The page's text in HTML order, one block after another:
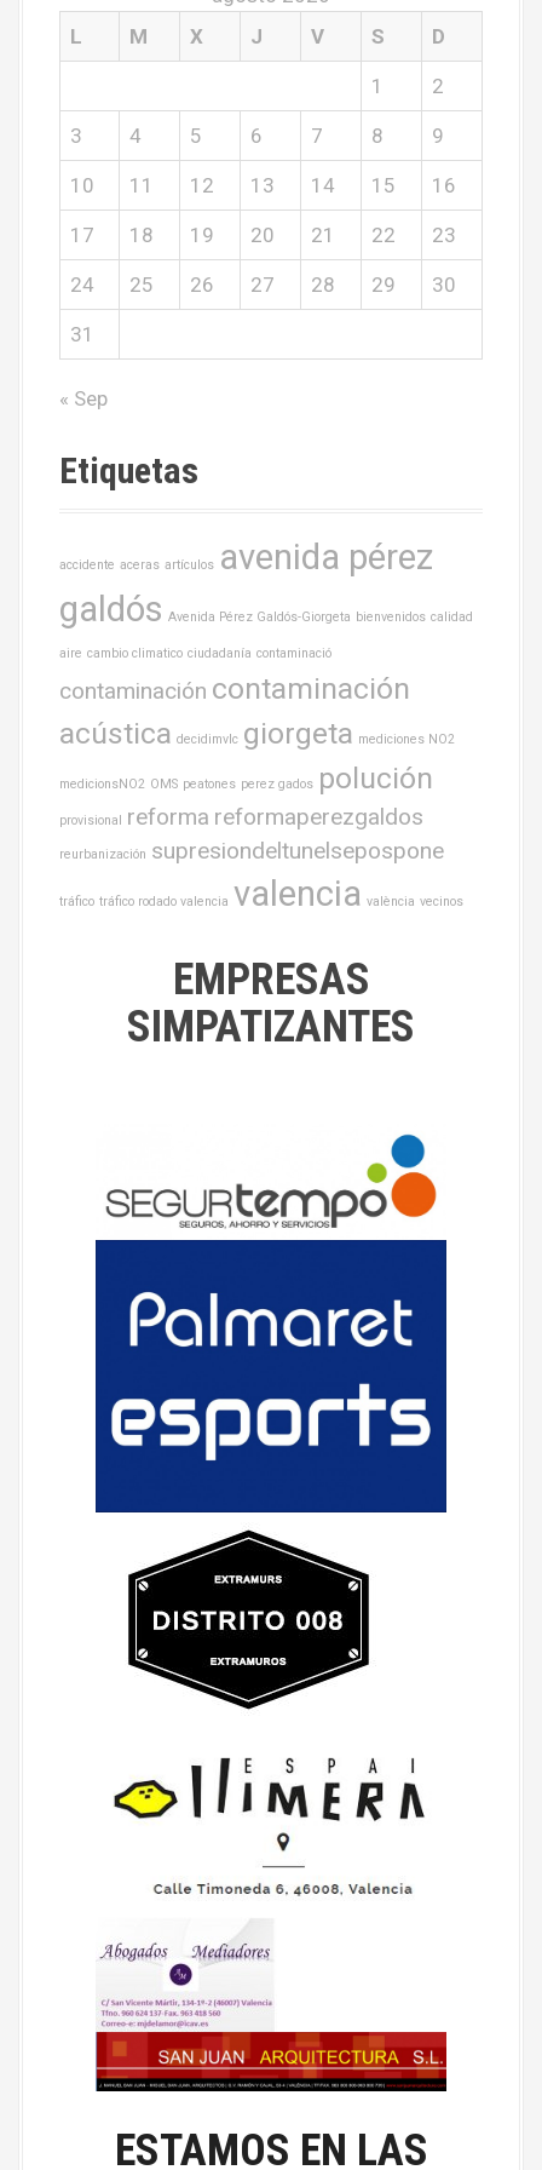
L
M X J V S D
1 2
3 4 5 6 7 8 9
10 11 12 13 14 15 16
17 18 19 20 21 22 23
24 25 26 27 28 29 30
31
« Sep
Etiquetas
accidente aceras artículos avenida pérez
galdós Avenida Pérez Galdós-Giorgeta bienvenidos calidad
aire cambio climatico ciudadanía contaminació
contaminación contaminación
acústica decidimvlc giorgeta mediciones NO2
medicionsNO2 OMS peatones perez gados polución
provisional reforma reformaperezgaldos
reurbanización supresiondeltunelsepospone
tráfico tráfico rodado valencia valencia valència vecinos
EMPRESAS
SIMPATIZANTES
ESTAMOS EN LAS